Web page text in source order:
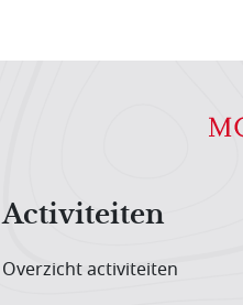
Activiteiten
Overzicht activiteiten